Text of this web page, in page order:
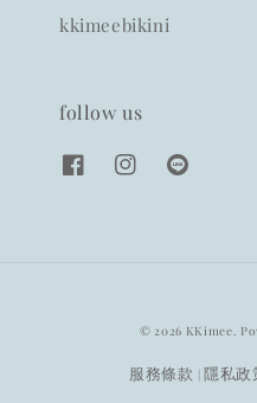
kkimeebikini
follow us
© 2026 KKimee.
服務條款 隱私政